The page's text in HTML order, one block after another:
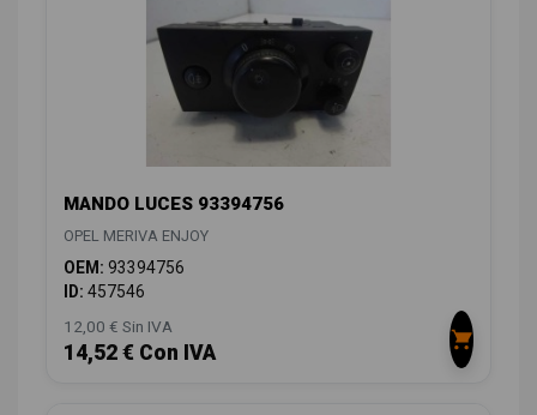
MANDO LUCES 93394756
OPEL MERIVA ENJOY
OEM: 93394756
ID: 457546
12,00 € Sin IVA
14,52 € Con IVA